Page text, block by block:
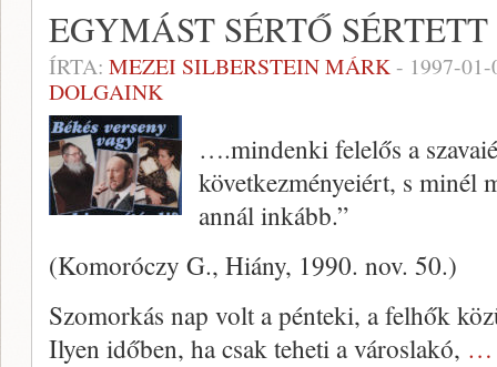
EGYMÁST SÉRTŐ
ÍRTA: MEZEI SILBERSTEIN MÁRK- 1997-01-
DOLGAINK
….mindenki felelős a
következményeiért, s minél
annál inkább.”
(Komoróczy G., Hiány, 1990. nov. 50.)
Szomorkás nap volt a pénteki, a felhők
Ilyen időben, ha csak teheti a városlakó, …